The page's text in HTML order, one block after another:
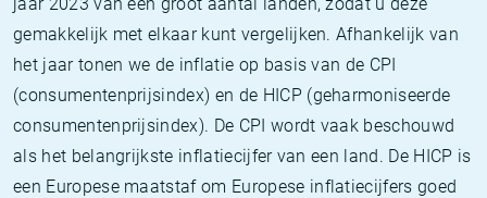
gemakkelijk met elkaar kunt vergelijken. Afhankelijk van
het jaar tonen we de inflatie op basis van de CPI
(consumentenprijsindex) en de HICP (geharmoniseerde
consumentenprijsindex). De CPI wordt vaak beschouwd
als het belangrijkste inflatiecijfer van een land. De HICP is
een Europese maatstaf om Europese inflatiecijfers goed